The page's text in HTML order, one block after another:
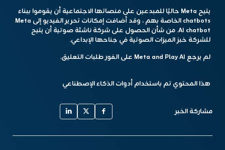
يتيح Meta حاليًا للمبدعين على منصاتها الاجتماعية أن يقوموا ببناء
chatbots الخاصة بهم ، وقد أضافت إمكانات تحرير الفيديو إلى Meta
AI chatbot. من شأن الحصول على شركة ناشئة صوتية أن يتيح
للشركة خبز الميزات الصوتية في جناحها الإبداعي.
لم يرجع Meta and Play AI على الفور طلبات التعليق.
هذا المحتوي تم باستخدام أدوات الذكاء الإصطناعي
مشاركة الخبر